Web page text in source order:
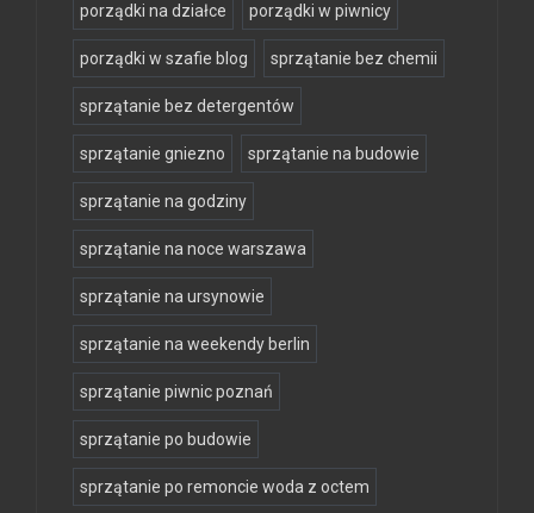
porządki na działce porządki w piwnicy
porządki w szafie blog sprzątanie bez chemii
sprzątanie bez detergentów
sprzątanie gniezno sprzątanie na budowie
sprzątanie na godziny
sprzątanie na noce warszawa
sprzątanie na ursynowie
sprzątanie na weekendy berlin
sprzątanie piwnic poznań
sprzątanie po budowie
sprzątanie po remoncie woda z octem